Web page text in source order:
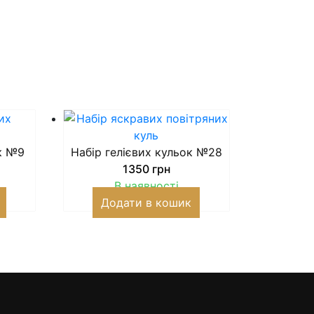
№9
Набір гелієвих кульок №28
1350грн
В наявності
Додати в кошик